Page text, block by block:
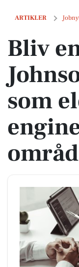
ARTIKLER
Bliv en del af
Bliv
som